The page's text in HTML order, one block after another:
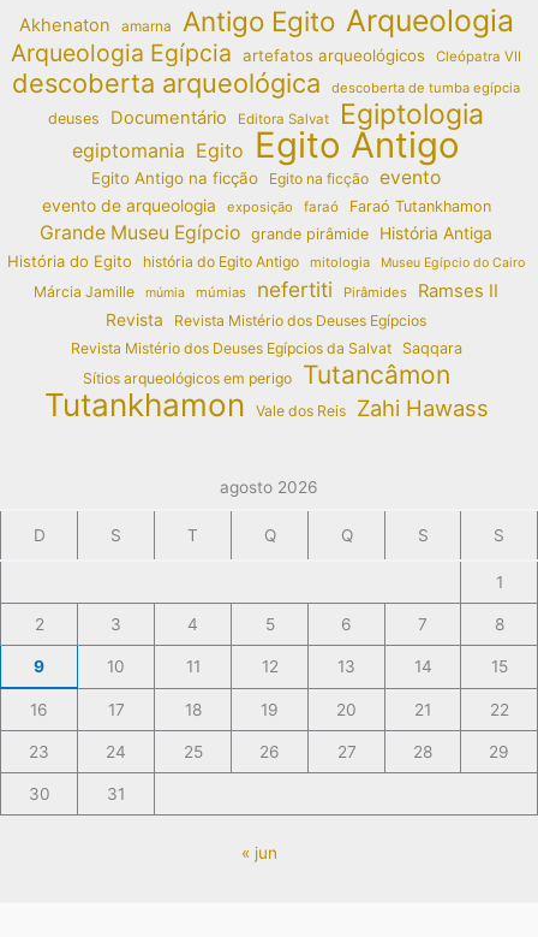
Akhenaton amarna Antigo Egito Arqueologia
Arqueologia Egípcia artefatos arqueológicos Cleópatra VII
descoberta arqueológica descoberta de tumba egípcia
deuses Documentário Editora Salvat Egiptologia
egiptomania Egito Egito Antigo
Egito Antigo na ficção Egito na ficção evento
evento de arqueologia exposição faraó Faraó Tutankhamon
Grande Museu Egípcio grande pirâmide
História Antiga
História do Egito
história do Egito Antigo mitologia Museu Egípcio do Cairo
Márcia Jamille múmia múmias nefertiti Pirâmides Ramses II
Revista
Revista Mistério dos Deuses Egípcios
Revista Mistério dos Deuses Egípcios da Salvat
Saqqara
Sítios arqueológicos em perigo
Tutancâmon
Tutankhamon Vale dos Reis Zahi Hawass
agosto 2026
D S T Q Q S S
1
2 3 4 5 6 7 8
9 10 11 12 13 14 15
16 17 18 19 20 21 22
23 24 25 26 27 28 29
30 31
« jun